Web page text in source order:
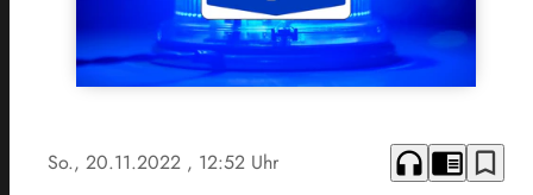
So., 20.11.2022 , 12:52 Uhr headphones chrome_reader_mode bookmark_border